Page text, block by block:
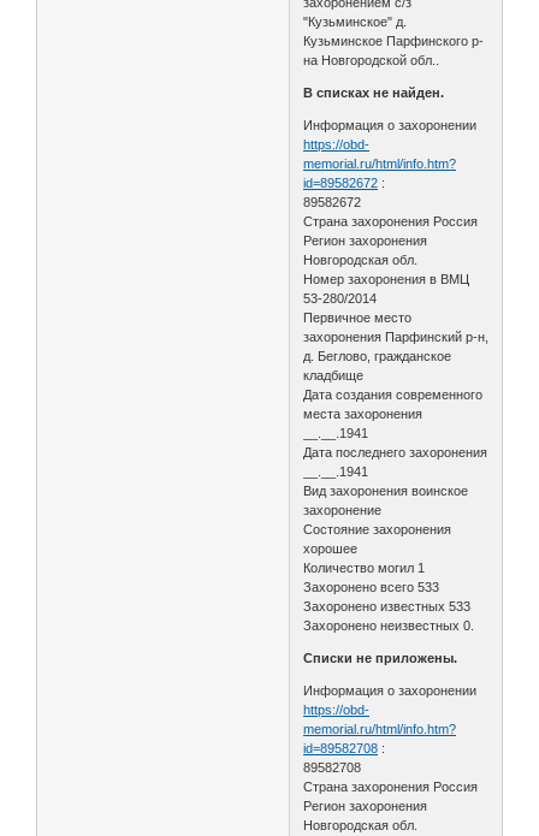
"Кузьминское" д.
Кузьминское Парфинского р-
на Новгородской обл..
В списках не найден.
Информация о захоронении
https://obd-
memorial.ru/html/info.htm?
id=89582672 :
89582672
Страна захоронения Россия
Регион захоронения
Новгородская обл.
Номер захоронения в ВМЦ
53-280/2014
Первичное место
захоронения Парфинский р-н,
д. Беглово, гражданское
кладбище
Дата создания современного
места захоронения
__.__.1941
Дата последнего захоронения
__.__.1941
Вид захоронения воинское
захоронение
Состояние захоронения
хорошее
Количество могил 1
Захоронено всего 533
Захоронено известных 533
Захоронено неизвестных 0.
Списки не приложены.
Информация о захоронении
https://obd-
memorial.ru/html/info.htm?
id=89582708 :
89582708
Страна захоронения Россия
Регион захоронения
Новгородская обл.